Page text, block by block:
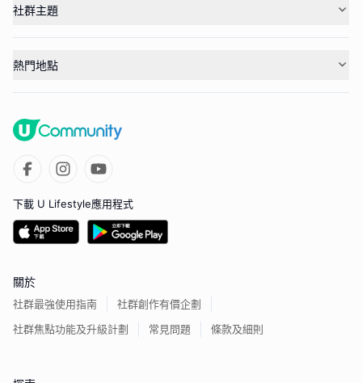
社群主題
熱門地點
下載 U Lifestyle應用程式
關於
社群最強使用指南
社群創作有價企劃
社群焦點功能及升級計劃
常見問題 條款及細則